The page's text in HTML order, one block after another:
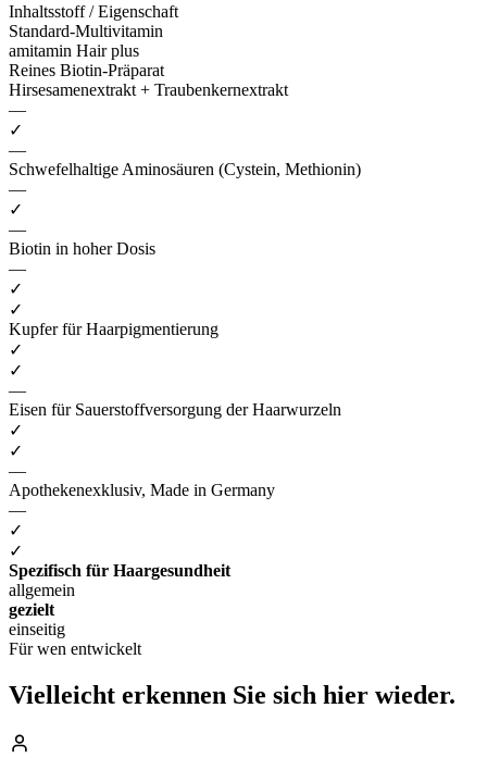
Inhaltsstoff / Eigenschaft
Standard-Multivitamin
amitamin Hair plus
Reines Biotin-Präparat
Hirsesamenextrakt + Traubenkernextrakt
—
✓
—
Schwefelhaltige Aminosäuren (Cystein, Methionin)
—
✓
—
Biotin in hoher Dosis
—
✓
✓
Kupfer für Haarpigmentierung
✓
✓
—
Eisen für Sauerstoffversorgung der Haarwurzeln
✓
✓
—
Apothekenexklusiv, Made in Germany
—
✓
✓
Spezifisch für Haargesundheit
allgemein
gezielt
einseitig
Für wen entwickelt
Vielleicht erkennen Sie sich hier wieder.